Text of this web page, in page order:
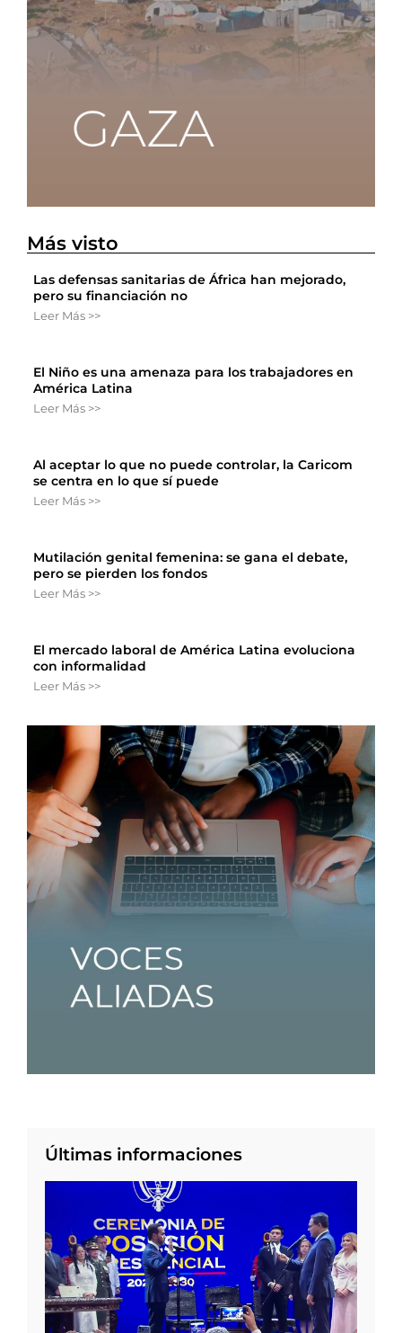
Más visto
Las defensas sanitarias de África han mejorado,
pero su financiación no
Leer Más >>
El Niño es una amenaza para los trabajadores en
América Latina
Leer Más >>
Al aceptar lo que no puede controlar, la Caricom
se centra en lo que sí puede
Leer Más >>
Mutilación genital femenina: se gana el debate,
pero se pierden los fondos
Leer Más >>
El mercado laboral de América Latina evoluciona
con informalidad
Leer Más >>
Últimas informaciones